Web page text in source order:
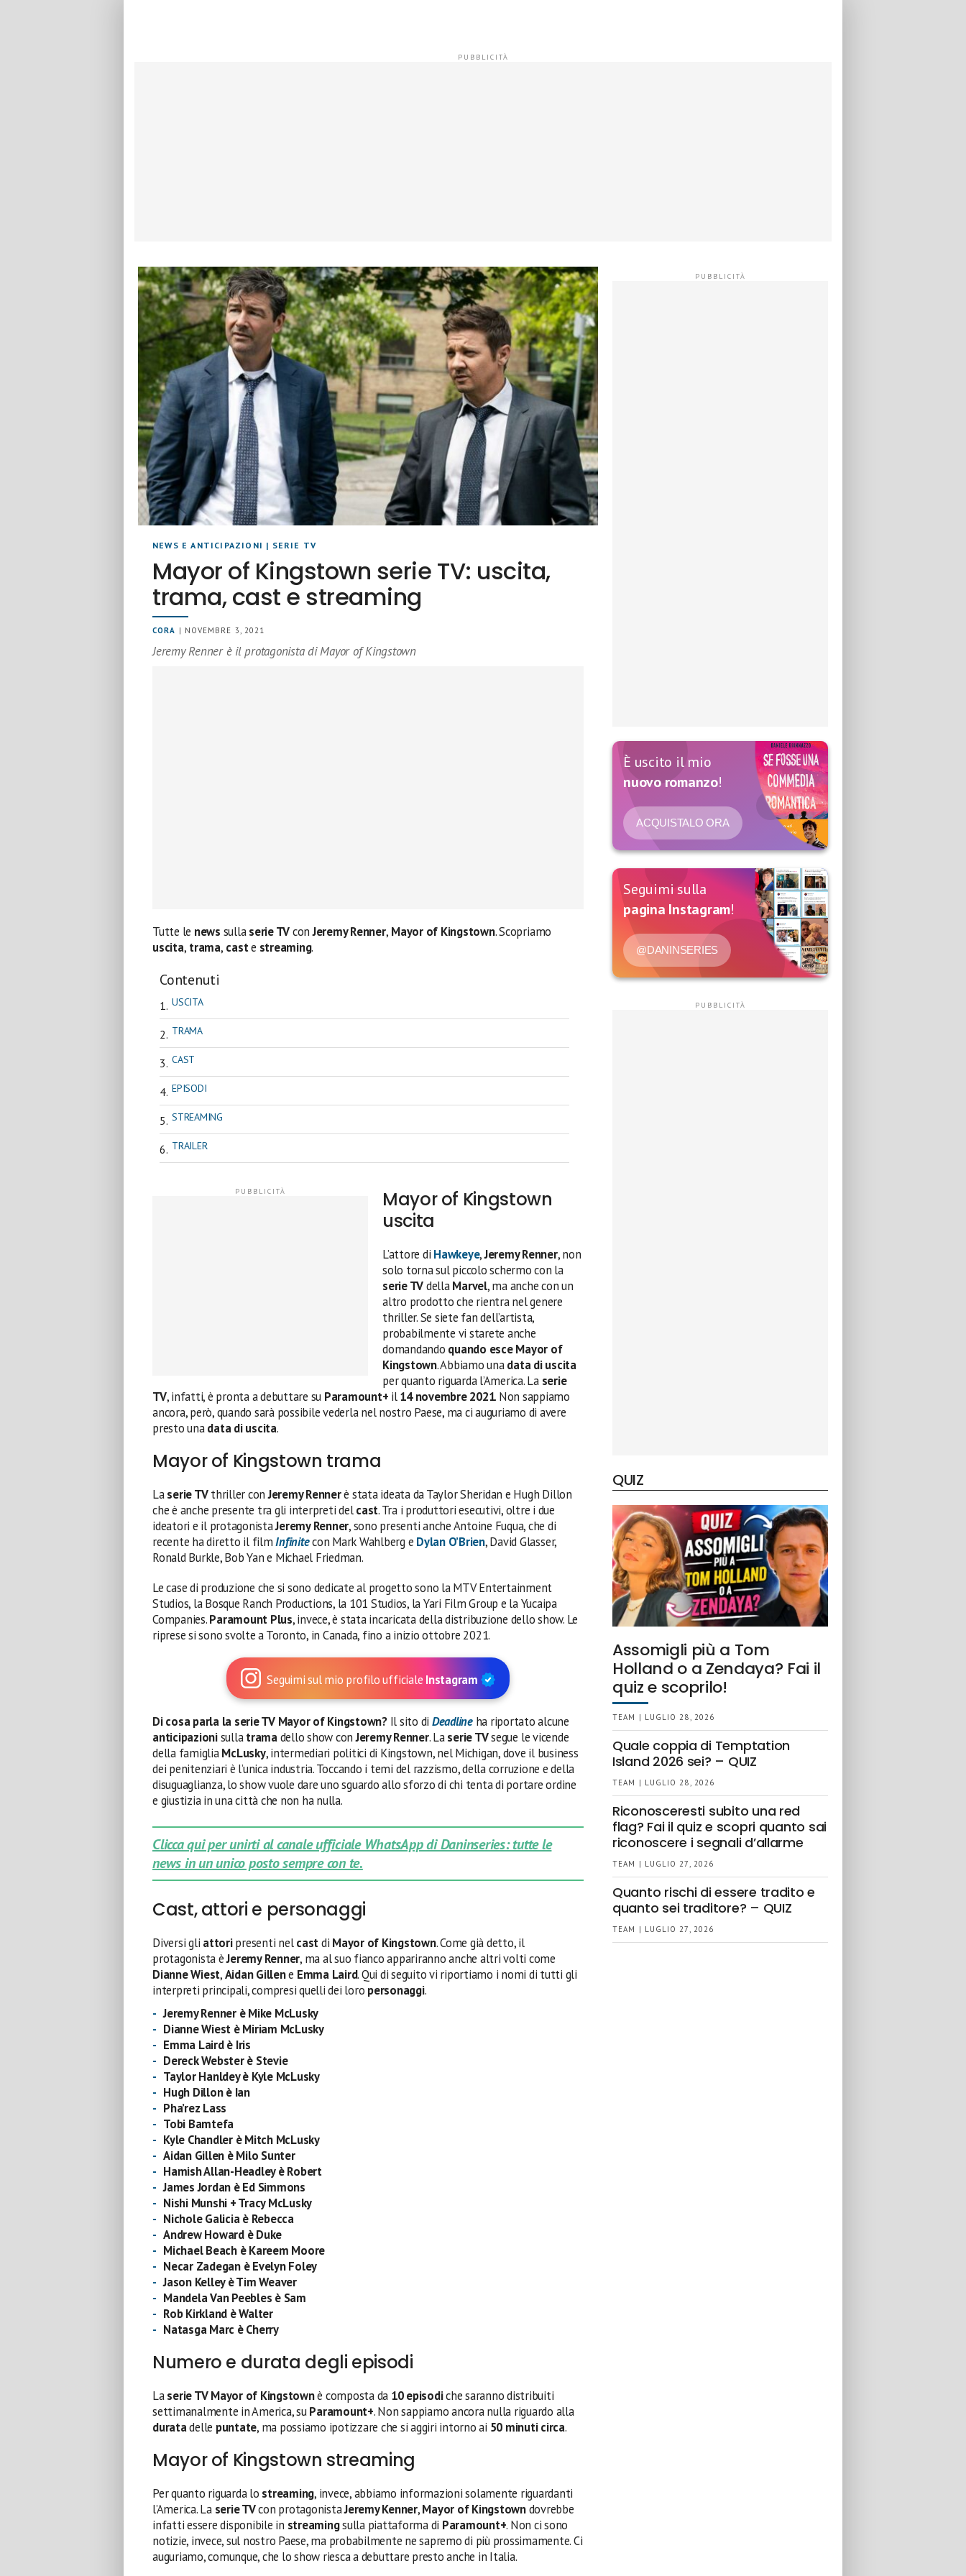
NEWS E ANTICIPAZIONI | SERIE TV
Mayor of Kingstown serie TV: uscita,
trama, cast e streaming
CORA | NOVEMBRE 3, 2021
Jeremy Renner è il protagonista di Mayor of Kingstown
Tutte le news sullaserie TVconJeremy Renner, Mayor of Kingstown. Scopriamo
uscita, trama, caste streaming.
Contenuti
USCITA
TRAMA
CAST
EPISODI
STREAMING
TRAILER
Mayor of Kingstown
uscita
L’attore di Hawkeye,Jeremy Renner, non
solo torna sul piccolo schermo con la
serie TVdellaMarvel, ma anche con un
altro prodotto che rientra nel genere
thriller. Se siete fan dell’artista,
probabilmente vi starete anche
domandando quando esce Mayor of
Kingstown. Abbiamo unadata di uscita
per quanto riguarda l’America. La serie
TV, infatti, è pronta a debuttare su Paramount+ il14 novembre 2021. Non sappiamo
ancora, però, quando sarà possibile vederla nel nostro Paese, ma ci auguriamo di avere
presto unadata di uscita.
Mayor of Kingstown trama
Laserie TVthriller conJeremy Rennerè stata ideata da Taylor Sheridan e Hugh Dillon
che è anche presente tra gli interpreti delcast. Tra i produttori esecutivi, oltre i due
ideatori e il protagonistaJeremy Renner, sono presenti anche Antoine Fuqua, che di
recente ha diretto il filmInfinitecon Mark Wahlberg e Dylan O’Brien, David Glasser,
Ronald Burkle, Bob Yan e Michael Friedman.
Le case di produzione che si sono dedicate al progetto sono la MTV Entertainment
Studios, la Bosque Ranch Productions, la 101 Studios, la Yari Film Group e la Yucaipa
Companies.Paramount Plus, invece, è stata incaricata della distribuzione dello show. Le
riprese si sono svolte a Toronto, in Canada, fino a inizio ottobre 2021.
Seguimi sul mio profilo ufficiale Instagram
Di cosa parla la serie TV Mayor of Kingstown?Il sito di Deadlineha riportato alcune
anticipazionisullatramadello show conJeremy Renner. Laserie TVsegue le vicende
della famigliaMcLusky, intermediari politici di Kingstown, nel Michigan, dove il business
dei penitenziari è l’unica industria. Toccando i temi del razzismo, della corruzione e della
disuguaglianza, lo show vuole dare uno sguardo allo sforzo di chi tenta di portare ordine
e giustizia in una città che non ha nulla.
Clicca qui per unirti al canale ufficiale WhatsApp di Daninseries: tutte le
news in un unico posto sempre con te.
Cast, attori e personaggi
Diversi gli attoripresenti nelcastdi Mayor of Kingstown. Come già detto, il
protagonista èJeremy Renner, ma al suo fianco appariranno anche altri volti come
Dianne Wiest,Aidan Gillene Emma Laird. Qui di seguito vi riportiamo i nomi di tutti gli
interpreti principali, compresi quelli dei loro personaggi.
Jeremy Renner è Mike McLusky
Dianne Wiest è Miriam McLusky
Emma Laird è Iris
Dereck Webster è Stevie
Taylor Hanldey è Kyle McLusky
Hugh Dillon è Ian
Pha’rez Lass
Tobi Bamtefa
Kyle Chandler è Mitch McLusky
Aidan Gillen è Milo Sunter
Hamish Allan-Headley è Robert
James Jordan è Ed Simmons
Nishi Munshi + Tracy McLusky
Nichole Galicia è Rebecca
Andrew Howard è Duke
Michael Beach è Kareem Moore
Necar Zadegan è Evelyn Foley
Jason Kelley è Tim Weaver
Mandela Van Peebles è Sam
Rob Kirkland è Walter
Natasga Marc è Cherry
Numero e durata degli episodi
Laserie TV Mayor of Kingstownè composta da 10 episodiche saranno distribuiti
settimanalmente in America, suParamount+. Non sappiamo ancora nulla riguardo alla
duratadelle puntate, ma possiamo ipotizzare che si aggiri intorno ai 50 minuti circa.
Mayor of Kingstown streaming
Per quanto riguarda lo streaming, invece, abbiamo informazioni solamente riguardanti
l’America. La serie TVcon protagonistaJeremy Kenner,Mayor of Kingstowndovrebbe
infatti essere disponibile in streamingsulla piattaforma di Paramount+. Non ci sono
notizie, invece, sul nostro Paese, ma probabilmente ne sapremo di più prossimamente. Ci
auguriamo, comunque, che lo show riesca a debuttare presto anche in Italia.
È uscito il mio
nuovo romanzo!
ACQUISTALO ORA
Seguimi sulla
pagina Instagram!
@DANINSERIES
QUIZ
Assomigli più a Tom
Holland o a Zendaya? Fai il
quiz e scoprilo!
TEAM | LUGLIO 28, 2026
Quale coppia di Temptation
Island 2026 sei? – QUIZ
TEAM | LUGLIO 28, 2026
Riconosceresti subito una red
flag? Fai il quiz e scopri quanto sai
riconoscere i segnali d’allarme
TEAM | LUGLIO 27, 2026
Quanto rischi di essere tradito e
quanto sei traditore? – QUIZ
TEAM | LUGLIO 27, 2026